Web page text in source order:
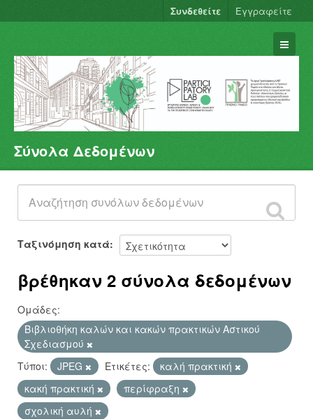
Συνδεθείτε Εγγραφείτε
Σύνολα Δεδομένων
Φορείς
Ομάδες
Σχετικά
Σύνολα Δεδομένων
Ταξινόμηση κατά
βρέθηκαν 2 σύνολα δεδομένων
Ομάδες:
Βιβλιοθήκη καλών και κακών πρακτικών Αστικού
Σχεδιασμού
Τύποι:
JPEG Ετικέτες:
καλή πρακτική
κακή πρακτική
περίφραξη
σχολική αυλή